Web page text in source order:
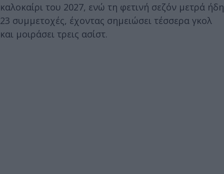
καλοκαίρι του 2027, ενώ τη φετινή σεζόν μετρά ήδη
23 συμμετοχές, έχοντας σημειώσει τέσσερα γκολ
και μοιράσει τρεις ασίστ.